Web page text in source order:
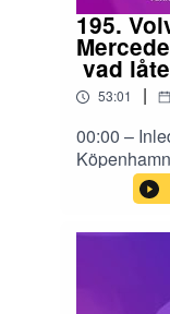
195.
vad
53:01 |
00:00 –
läge – hur
som
Reklam:
Köra